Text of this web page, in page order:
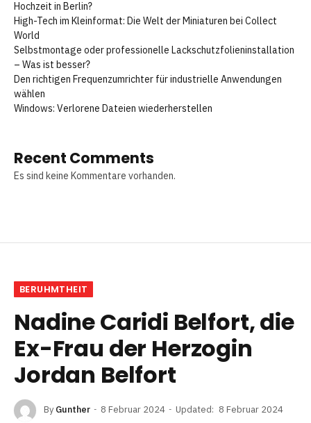
Hochzeit in Berlin?
High-Tech im Kleinformat: Die Welt der Miniaturen bei Collect
World
Selbstmontage oder professionelle Lackschutzfolieninstallation
– Was ist besser?
Den richtigen Frequenzumrichter für industrielle Anwendungen
wählen
Windows: Verlorene Dateien wiederherstellen
Recent Comments
Es sind keine Kommentare vorhanden.
BERUHMTHEIT
Nadine Caridi Belfort, die
Ex-Frau der Herzogin
Jordan Belfort
By Gunther 8 Februar 2024 Updated: 8 Februar 2024